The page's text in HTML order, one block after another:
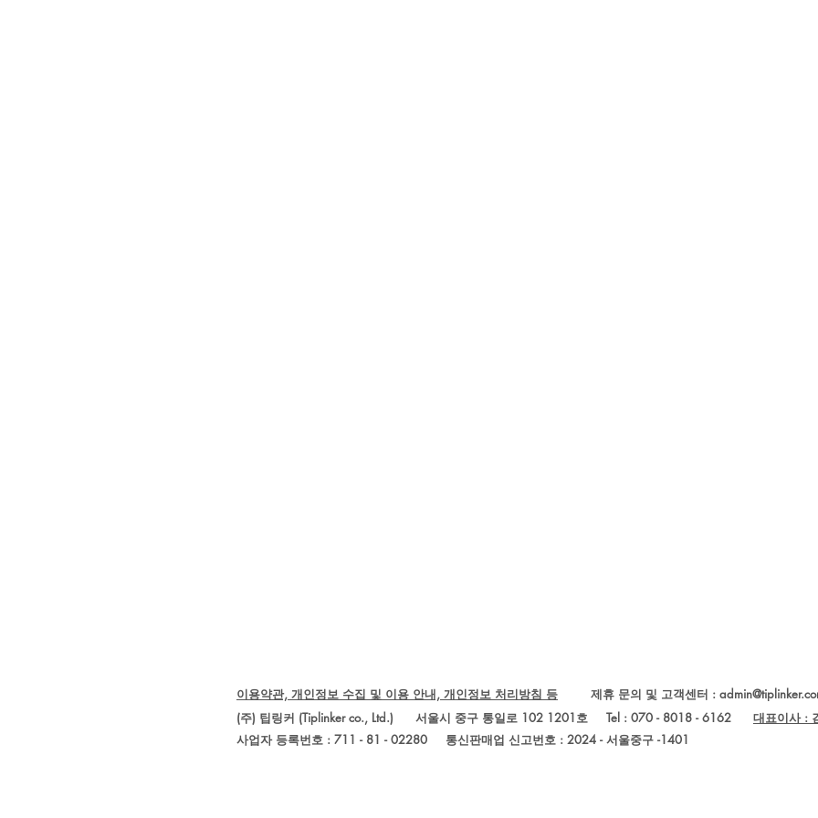
이용약관, 개인정보 수집 및 이용 안내, 개인정보 처리방침 등 제휴 문의 및 고객센터 :
(주) 팁링커 (Tiplinker co., Ltd.) 서울시 중구 통일로 102 1201호 Tel : 070 - 8018 - 6162 대표이사 :
사업자 등록번호 : 711 - 81 - 02280 통신판매업 신고번호 : 2024 - 서울중구 -1401